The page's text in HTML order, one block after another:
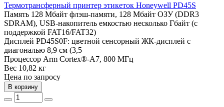
Термотрансферный принтер этикеток Honeywell PD45S
Память 128 Мбайт флэш-памяти, 128 Мбайт ОЗУ (DDR3
SDRAM), USB-накопитель емкостью несколько Гбайт (с
поддержкой FAT16/FAT32)
Дисплей PD45S0F: цветной сенсорный ЖК-дисплей с
диагональю 8,9 см (3,5
Процессор Arm Cortex®-A7, 800 МГц
Вес 10,82 кг
Цена по запросу
В корзину